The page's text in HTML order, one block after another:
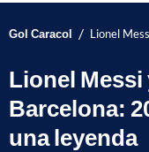
Gol Caracol / Lionel
Lionel Messi
Barcelona:
una leyenda